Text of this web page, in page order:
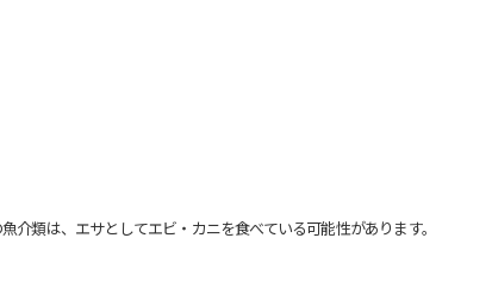
類は、エサとしてエビ・カニを食べている可能性があります。